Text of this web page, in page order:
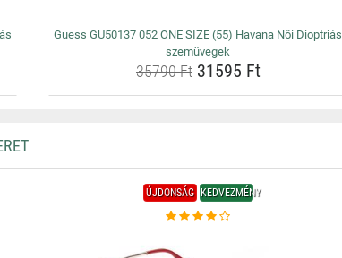
Guess GU50137 052 ONE SIZE (55) Havana Női Dioptriás
szemüvegek
35790 Ft31595 Ft
ÚJDONSÁG KEDVEZMÉNY